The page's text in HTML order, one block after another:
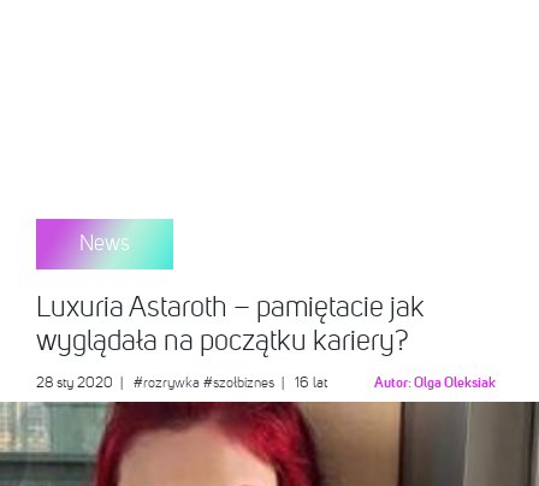
News
Luxuria Astaroth – pamiętacie jak
wyglądała na początku kariery?
28 sty 2020 #rozrywka #szołbiznes | 16 lat Autor:Olga Oleksiak